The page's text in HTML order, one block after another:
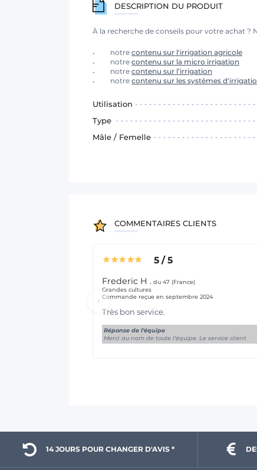
DESCRIPTION DU PRODUIT
À la recherche de conseils pour votre achat ?
notre contenu sur l'irrigation agricole
notre contenu sur la micro irrigation
notre contenu sur l’irrigation
notre contenu sur les systèmes
Utilisation
Type
Mâle / Femelle
COMMENTAIRES CLIENTS
5/5
Frederic H . du 47 (France)
Grandes cultures
Commande reçue en septembre 2024
Très bon service.
Réponse de l'équipe
Merci au nom de toute l'équipe. Le service client
14 JOURS POUR CHANGER D'AVIS *